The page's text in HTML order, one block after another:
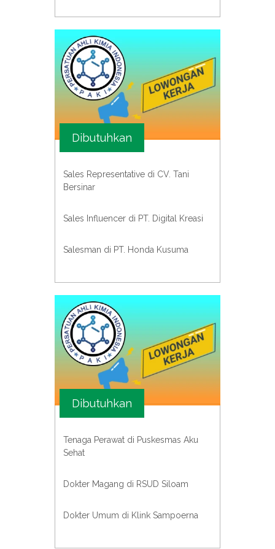
Dibutuhkan
Sales Representative di CV. Tani
Bersinar
Sales Influencer di PT. Digital Kreasi
Salesman di PT. Honda Kusuma
Dibutuhkan
Tenaga Perawat di Puskesmas Aku
Sehat
Dokter Magang di RSUD Siloam
Dokter Umum di Klink Sampoerna